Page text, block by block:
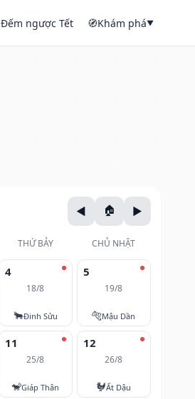
Đếm ngược Tết 🧭Khám phá▼
THỨ BẢY CHỦ NHẬT
4
18/8
🐂Đinh Sửu
5
19/8
🐅Mậu Dần
11
25/8
🐒Giáp Thân
12
26/8
🐓Ất Dậu